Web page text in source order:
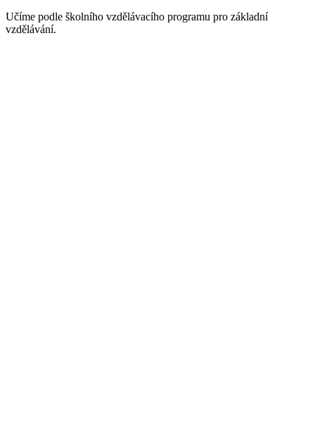
Učíme podle školního vzdělávacího programu pro základní
vzdělávání.